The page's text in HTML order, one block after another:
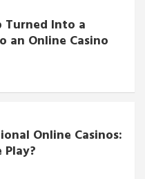
Turned Into a
an Online Casino
Online Casinos: